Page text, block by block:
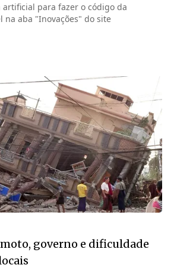
para fazer o código da
na aba "Inovações" do site
governo e dificuldade